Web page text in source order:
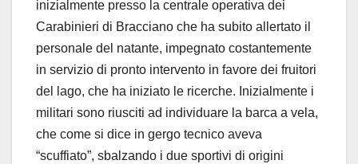
inizialmente presso la centrale operativa dei
Carabinieri di Bracciano che ha subito allertato il
personale del natante, impegnato costantemente
in servizio di pronto intervento in favore dei fruitori
del lago, che ha iniziato le ricerche. Inizialmente i
militari sono riusciti ad individuare la barca a vela,
che come si dice in gergo tecnico aveva
“scuffiato”, sbalzando i due sportivi di origini